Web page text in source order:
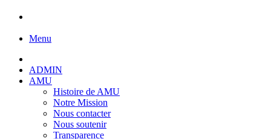
Menu
ADMIN
AMU
Histoire de AMU
Notre Mission
Nous contacter
Nous soutenir
Transparence